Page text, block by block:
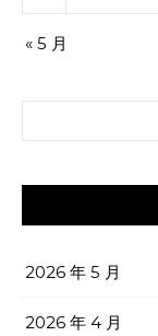
« 5 月
2026 年 5 月
2026 年 4 月